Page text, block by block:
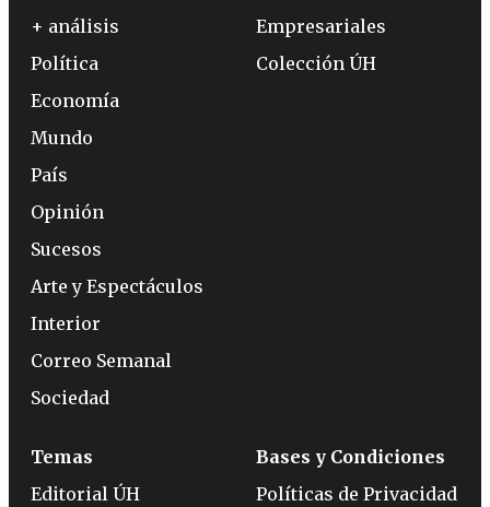
+ análisis
Política
Economía
Mundo
País
Opinión
Sucesos
Arte y Espectáculos
Interior
Correo Semanal
Sociedad
Empresariales
Colección ÚH
Temas
Editorial ÚH
Bases y Condiciones
Políticas de Privacidad